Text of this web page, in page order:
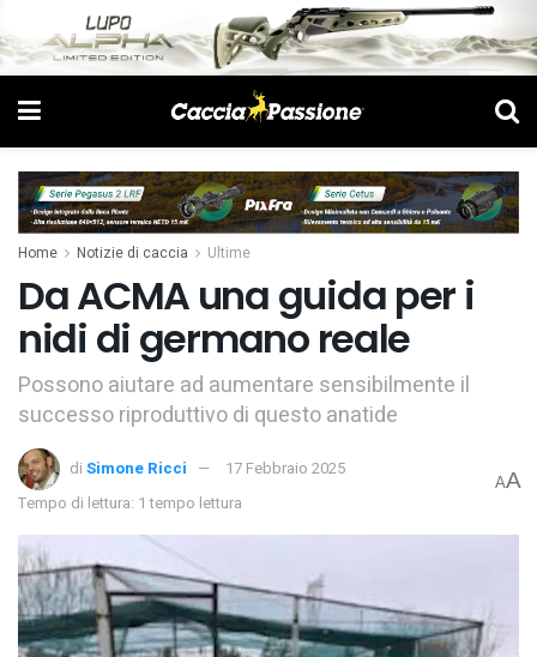
Home Notizie di caccia Ultime
Da ACMA una guida per i
nidi di germano reale
Possono aiutare ad aumentare sensibilmente il
successo riproduttivo di questo anatide
di Simone Ricci
17 Febbraio 2025
Tempo di lettura: 1 tempo lettura
AA